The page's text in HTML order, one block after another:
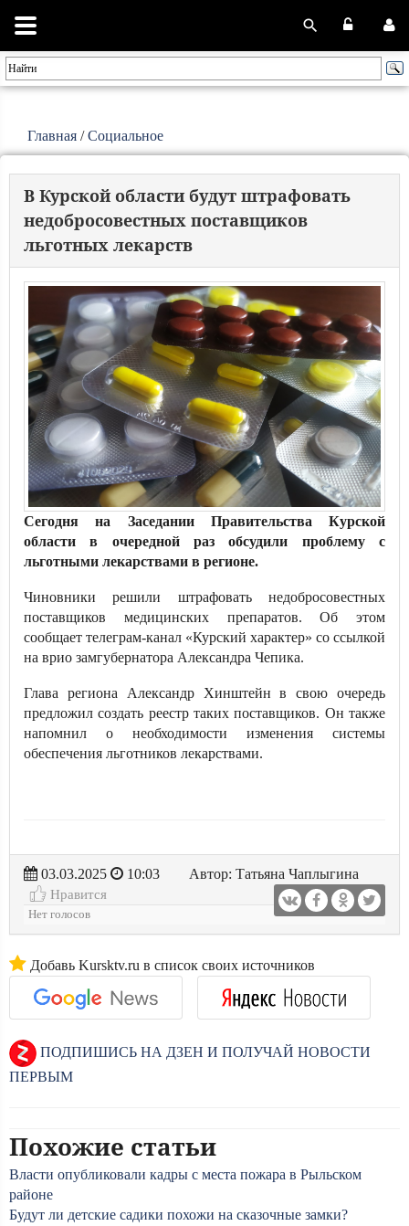
Главная /Социальное
В Курской области будут штрафовать
недобросовестных поставщиков
льготных лекарств
Сегодня на Заседании Правительства Курской
области в очередной раз обсудили проблему с
льготными лекарствами в регионе.
Чиновники решили штрафовать недобросовестных
поставщиков медицинских препаратов. Об этом
сообщает телеграм-канал «Курский характер» со ссылкой
на врио замгубернатора Александра Чепика.
Глава региона Александр Хинштейн в свою очередь
предложил создать реестр таких поставщиков. Он также
напомнил о необходимости изменения системы
обеспечения льготников лекарствами.
03.03.2025 10:03
Автор: Татьяна Чаплыгина
Нравится
Нет голосов
Добавь Kursktv.ru в список своих источников
ПОДПИШИСЬ НА ДЗЕН И ПОЛУЧАЙ НОВОСТИ
ПЕРВЫМ
Похожие статьи
Власти опубликовали кадры с места пожара в Рыльском
районе
Будут ли детские садики похожи на сказочные замки?